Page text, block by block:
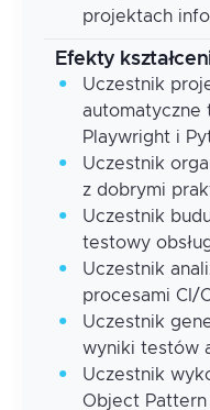
projektach
Efekty
Uczestnik
automatyczne
Playwright i
Uczestnik
z dobrymi
Uczestnik
testowy
Uczestnik
procesami CI/
Uczestnik
wyniki testów
Uczestnik
Object